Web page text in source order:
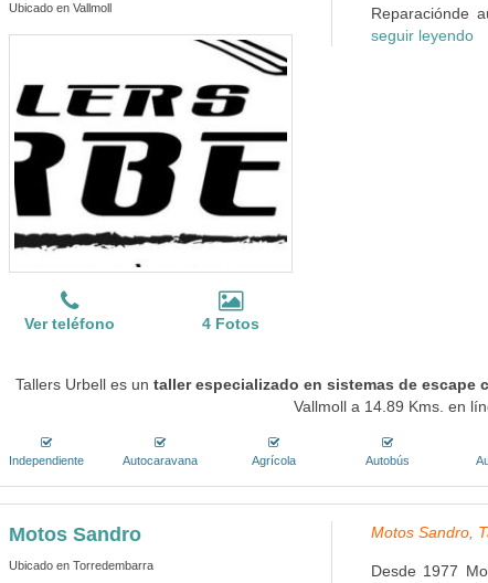
Ubicado en Vallmoll
Ver teléfono 4 Fotos
Reparaciónde
seguir leyendo
Tallers Urbell es un taller especializado en sistemas de escape
Vallmoll a 14.89 Kms. en
Independiente Autocaravana Agrícola Autobús
Motos Sandro
Ubicado en Torredembarra
Motos Sandro,
Desde 1977